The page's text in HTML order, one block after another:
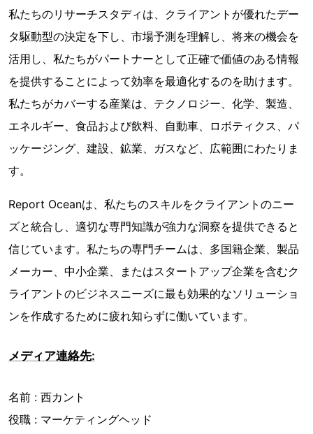
私たちのリサーチスタディは、クライアントが優れたデー
タ駆動型の決定を下し、市場予測を理解し、将来の機会を
活用し、私たちがパートナーとして正確で価値のある情報
を提供することによって効率を最適化するのを助けます。
私たちがカバーする産業は、テクノロジー、化学、製造、
エネルギー、食品および飲料、自動車、ロボティクス、パ
ッケージング、建設、鉱業、ガスなど、広範囲にわたりま
す。
Report Oceanは、私たちのスキルをクライアントのニー
ズと統合し、適切な専門知識が強力な洞察を提供できると
信じています。私たちの専門チームは、多国籍企業、製品
メーカー、中小企業、またはスタートアップ企業を含むク
ライアントのビジネスニーズに最も効果的なソリューショ
ンを作成するために疲れ知らずに働いています。
メディア連絡先:
名前 : 西カント
役職 : マーケティングヘッド